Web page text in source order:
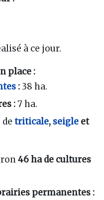
à ce jour.
place :
: 38 ha.
:7 ha.
detriticale, seigle et
46 ha de cultures
permanentes :